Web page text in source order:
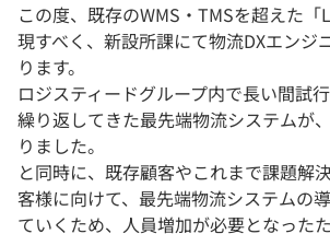
この度、既存のWMS・TMSを超えた
現すべく、新設所課にて物流DXエンジ
ります。
ロジスティードグループ内で長い間試
繰り返してきた最先端物流システムが
りました。
と同時に、既存顧客やこれまで課題解
客様に向けて、最先端物流システムの
ていくため、人員増加が必要となった